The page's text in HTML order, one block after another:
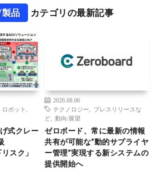
品 カテゴリの最新記事
ロボット
式クレー
スク」
2026.08.06
テクノロジー
プレスリリースな
ど
動向/展望
ゼロボード、常に最新の情報
共有が可能な“動的サプライヤ
ー管理”実現する新システムの
提供開始へ